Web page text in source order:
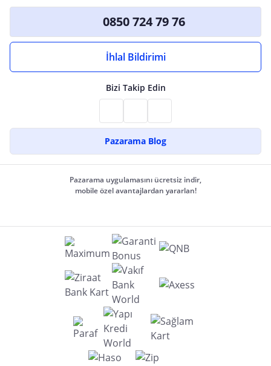
0850 724 79 76
İhlal Bildirimi
Bizi Takip Edin
Pazarama Blog
Pazarama uygulamasını ücretsiz indir,
mobile özel avantajlardan yararlan!